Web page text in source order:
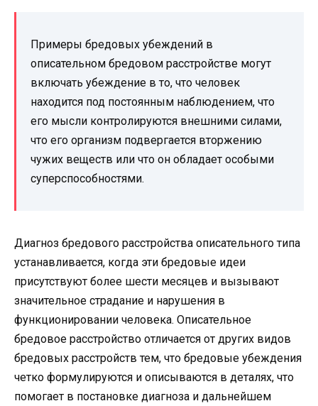
Примеры бредовых убеждений в
описательном бредовом расстройстве могут
включать убеждение в то, что человек
находится под постоянным наблюдением, что
его мысли контролируются внешними силами,
что его организм подвергается вторжению
чужих веществ или что он обладает особыми
суперспособностями.
Диагноз бредового расстройства описательного типа
устанавливается, когда эти бредовые идеи
присутствуют более шести месяцев и вызывают
значительное страдание и нарушения в
функционировании человека. Описательное
бредовое расстройство отличается от других видов
бредовых расстройств тем, что бредовые убеждения
четко формулируются и описываются в деталях, что
помогает в постановке диагноза и дальнейшем